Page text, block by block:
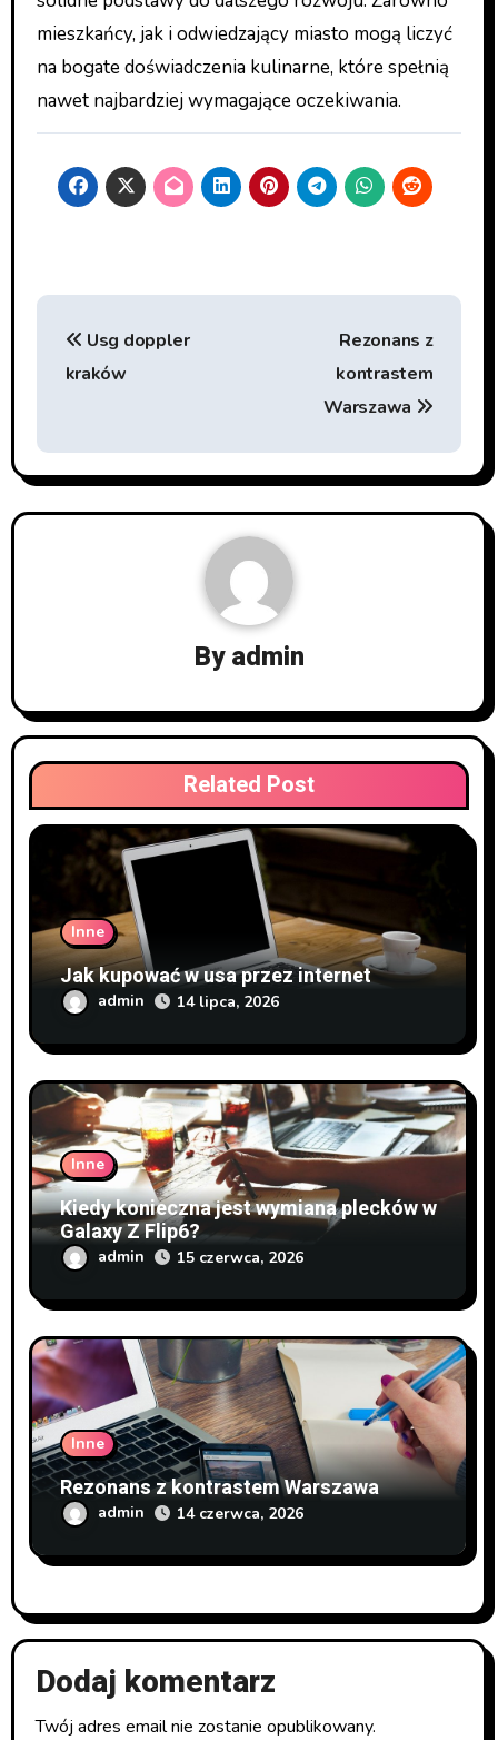
mieszkańcy, jak i odwiedzający miasto mogą liczyć
na bogate doświadczenia kulinarne, które spełnią
nawet najbardziej wymagające oczekiwania.
Nawigacja
wpisu
Usg doppler
kraków
Rezonans z
kontrastem
Warszawa
Byadmin
Related Post
Inne
Jak kupować w usa przez internet
admin 14 lipca, 2026
Inne
Kiedy konieczna jest wymiana plecków w
Galaxy Z Flip6?
admin 15 czerwca, 2026
Inne
Rezonans z kontrastem Warszawa
admin 14 czerwca, 2026
Dodaj komentarz
Twój adres email nie zostanie opublikowany.